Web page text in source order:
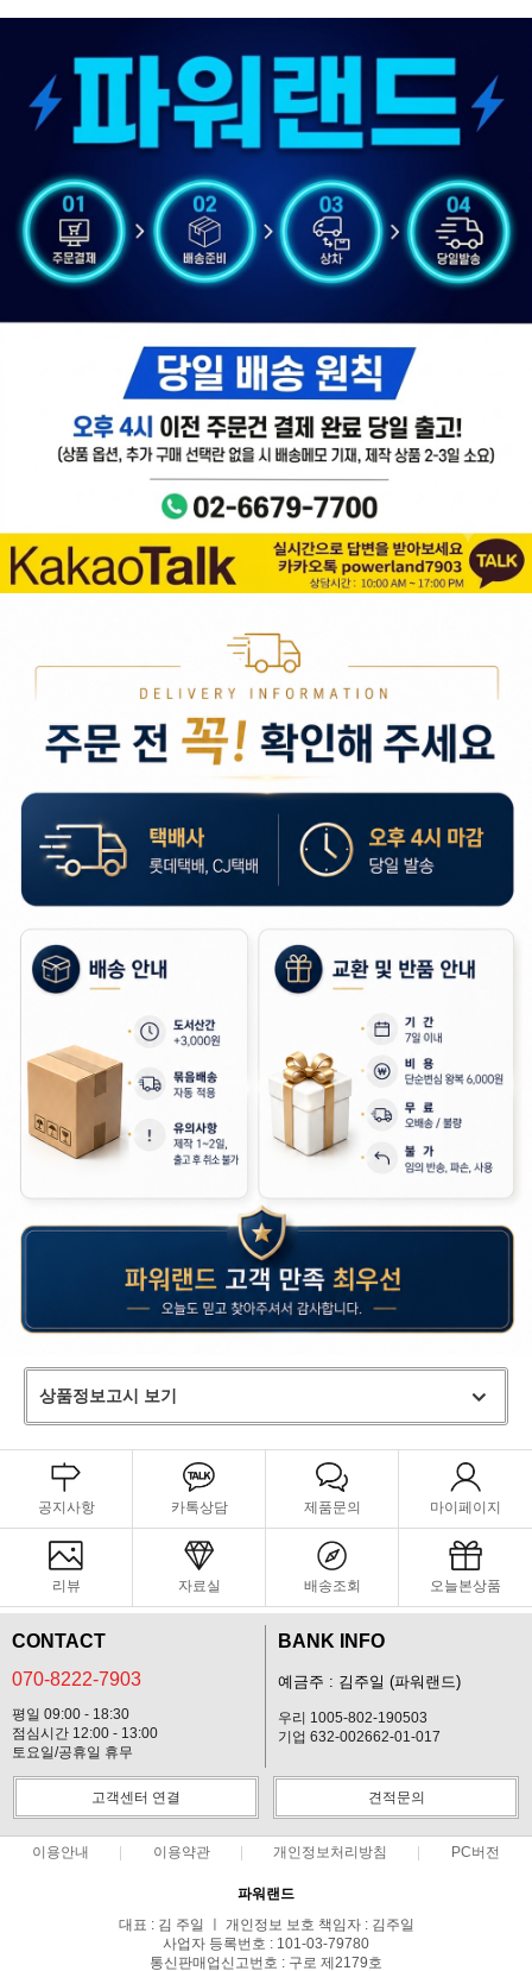
상품정보고시 보기
공지사항 카톡상담 제품문의 마이페이지
리뷰 자료실 배송조회 오늘본상품
CONTACT
070-8222-7903
평일 09:00 - 18:30
점심시간 12:00 - 13:00
토요일/공휴일 휴무
BANK INFO
예금주 : 김주일 (파워랜드)
우리 1005-802-190503
기업 632-002662-01-017
고객센터 연결 견적문의
이용안내 이용약관 개인정보처리방침 PC버전
파워랜드
대표 : 김 주일 ㅣ 개인정보 보호 책임자 : 김주일
사업자 등록번호 : 101-03-79780
통신판매업신고번호 : 구로 제2179호